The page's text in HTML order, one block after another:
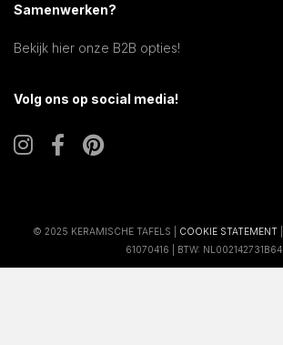
Samenwerken?
Bekijk hier onze B2B opties!
Volg ons op social media!
© 2025 KERAMISCHE TAFELS | COOKIE STATEMENT
61070416 | BTW: NL002142731B64